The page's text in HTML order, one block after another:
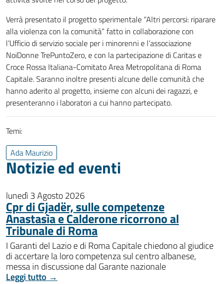
Verrà presentato il progetto sperimentale “Altri percorsi: riparare
alla violenza con la comunità” fatto in collaborazione con
l’Ufficio di servizio sociale per i minorenni e l’associazione
NoiDonne TrePuntoZero, e con la partecipazione di Caritas e
Croce Rossa Italiana-Comitato Area Metropolitana di Roma
Capitale. Saranno inoltre presenti alcune delle comunità che
hanno aderito al progetto, insieme con alcuni dei ragazzi, e
presenteranno i laboratori a cui hanno partecipato.
Temi:
Ada Maurizio
Notizie ed eventi
lunedì 3 Agosto 2026
Cpr di Gjadër, sulle competenze
Anastasìa e Calderone ricorrono al
Tribunale di Roma
I Garanti del Lazio e di Roma Capitale chiedono al giudice
di accertare la loro competenza sul centro albanese,
messa in discussione dal Garante nazionale
Leggi tutto →